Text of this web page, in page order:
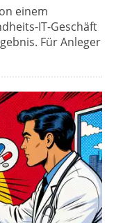
einem
IT-Geschäft
Für Anleger